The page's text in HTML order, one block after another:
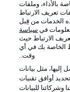
بالأداء، وملفات
تعريف الارتباط
الخدمات من قِبل
في سياسة
الارتباط حيث
الخاصة بك في أي
وقت..
إليها، مثل بيانات
أوافق تقنيات
للبيانات